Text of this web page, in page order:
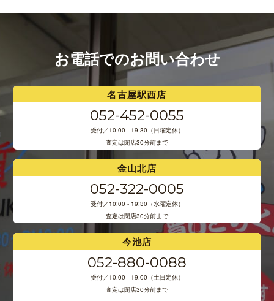
お電話でのお問い合わせ
名古屋駅西店
052-452-0055
受付／10:00 - 19:30（日曜定休）
査定は閉店30分前まで
金山北店
052-322-0005
受付／10:00 - 19:30（水曜定休）
査定は閉店30分前まで
今池店
052-880-0088
受付／10:00 - 19:00（土日定休）
査定は閉店30分前まで